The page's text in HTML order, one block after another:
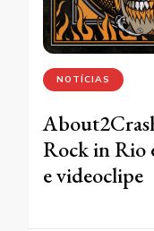
NOTÍCIAS
Rock in Rio
e videoclipe